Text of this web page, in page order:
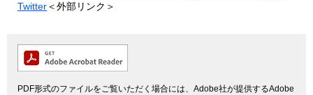
Twitter＜外部リンク＞
PDF形式のファイルをご覧いただく場合には、Adobe社が提供するAdobe